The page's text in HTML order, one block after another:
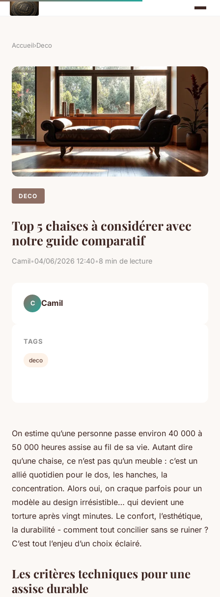
Accueil›Deco
DECO
Top 5 chaises à considérer avec
notre guide comparatif
Camil•04/06/2026 12:40•8 min de lecture
On estime qu’une personne passe environ 40 000 à
50 000 heures assise au fil de sa vie. Autant dire
qu’une chaise, ce n’est pas qu’un meuble : c’est un
allié quotidien pour le dos, les hanches, la
concentration. Alors oui, on craque parfois pour un
modèle au design irrésistible… qui devient une
torture après vingt minutes. Le confort, l’esthétique,
la durabilité - comment tout concilier sans se ruiner ?
C’est tout l’enjeu d’un choix éclairé.
Les critères techniques pour une
assise durable
C Camil
TAGS
deco